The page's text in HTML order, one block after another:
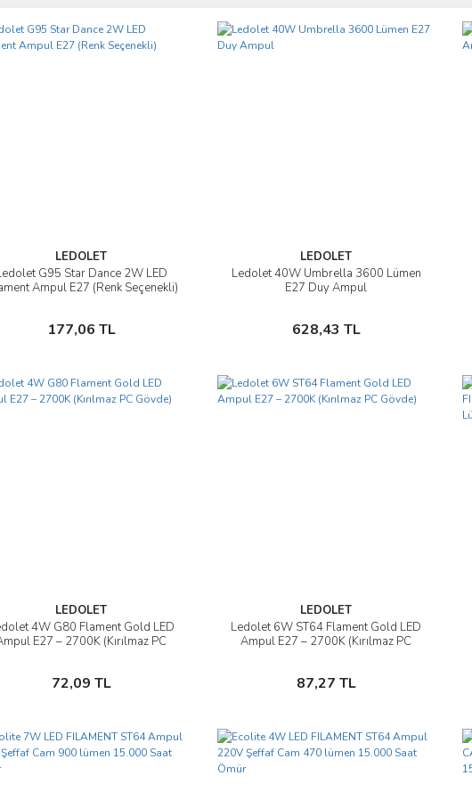
LEDOLET
G95 Star Dance 2W LED
Ampul E27 (Renk Seçenekli)
177,06 TL
İncele
Sepete Ekle
LEDOLET
Ledolet 40W Umbrella 3600 Lümen
E27 Duy Ampul
628,43 TL
İncele
Sepete Ekle
LEDOLET
4W G80 Flament Gold LED
E27 – 2700K (Kırılmaz PC
72,09 TL
İncele
Sepete Ekle
LEDOLET
Ledolet 6W ST64 Flament Gold LED
Ampul E27 – 2700K (Kırılmaz PC
87,27 TL
İncele
Sepete Ekle